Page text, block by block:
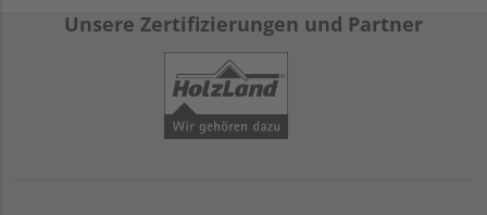
Unsere Zertifizierungen und Partner